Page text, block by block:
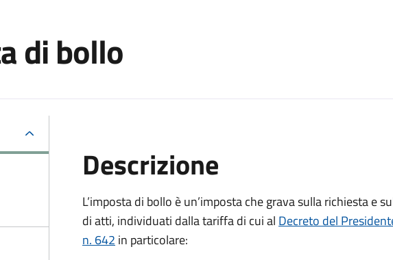
di bollo
Descrizione
L’imposta di bollo è un’imposta che grava sulla richiesta e
di atti, individuati dalla tariffa di cui al Decreto del
n. 642 in particolare: